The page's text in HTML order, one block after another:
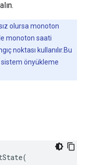
olursa monoton
monoton saati
noktası kullanılır.Bu
önyükleme